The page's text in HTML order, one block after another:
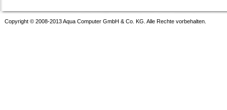
Copyright © 2008-2013 Aqua Computer GmbH & Co. KG. Alle Rechte vorbehalten.